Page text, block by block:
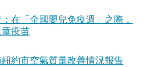
在「全國嬰兒免疫週」之際，
疫苗
約市空氣質量改善情況報告